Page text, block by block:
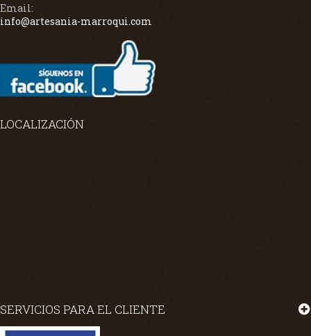
Email:
info@artesania-marroqui.com
LOCALIZACIÓN
SERVICIOS PARA EL CLIENTE